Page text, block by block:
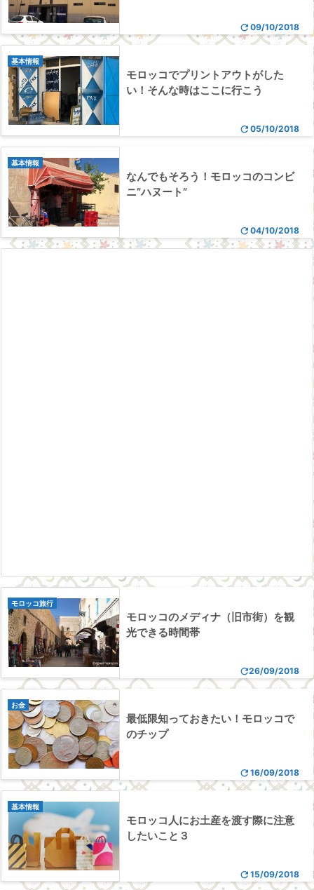
 09/10/2018
 05/10/2018
基本情報
モロッコでプリントアウトがした
い！そんな時はここに行こう
 04/10/2018
基本情報
なんでもそろう！モロッコのコンビ
ニ”ハヌート”
26/09/2018
モロッコ旅行
モロッコのメディナ（旧市街）を観
光できる時間帯
 16/09/2018
お金
最低限知っておきたい！モロッコで
のチップ
 15/09/2018
基本情報
モロッコ人にお土産を渡す際に注意
したいこと３